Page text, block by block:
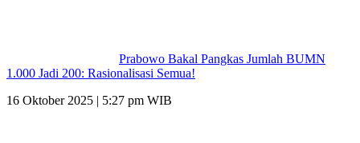
Prabowo Bakal Pangkas Jumlah BUMN
1.000 Jadi 200: Rasionalisasi Semua!
16 Oktober 2025 | 5:27 pm WIB